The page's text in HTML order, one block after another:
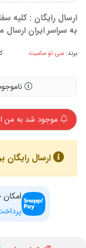
ارسال رایگان : کلیه
به سراسر ایران ارسال
برند: سی تو سامیت
موجود شد به من
ارسال رایگان برای